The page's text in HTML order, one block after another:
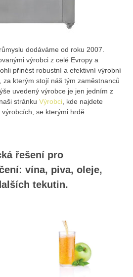
dodáváme od roku 2007.
výrobci z celé Evropy a
přinést robustní a efektivní výrobní
kterým stojí náš tým zaměstnanců
uvedený výrobce je jen jedním z
stránku Výrobci , kde najdete
se kterými hrdě
řešení pro
vína, piva, oleje,
tekutin.